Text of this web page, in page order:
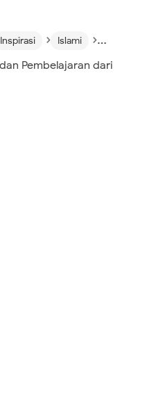
Inspirasi › Islami › Trending